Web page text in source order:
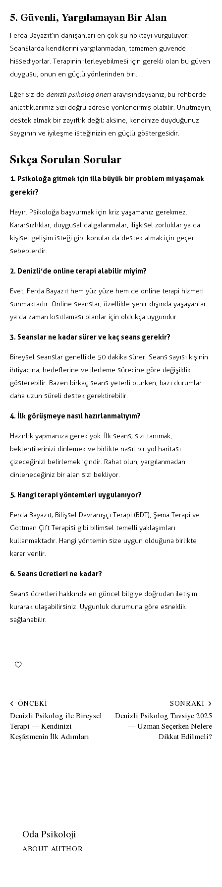
5. Güvenli, Yargılamayan Bir Alan
Ferda Bayazıt’ın danışanları en çok şu noktayı vurguluyor:
Seanslarda kendilerini yargılanmadan, tamamen güvende
hissediyorlar. Terapinin ilerleyebilmesi için gerekli olan bu güven
duygusu, onun en güçlü yönlerinden biri.
Eğer siz de denizli psikolog öneriarayışındaysanız, bu rehberde
anlattıklarımız sizi doğru adrese yönlendirmiş olabilir. Unutmayın,
destek almak bir zayıflık değil; aksine, kendinize duyduğunuz
saygının ve iyileşme isteğinizin en güçlü göstergesidir.
Sıkça Sorulan Sorular
1. Psikoloğa gitmek için illa büyük bir problem mi yaşamak
gerekir?
Hayır. Psikoloğa başvurmak için kriz yaşamanız gerekmez.
Kararsızlıklar, duygusal dalgalanmalar, ilişkisel zorluklar ya da
kişisel gelişim isteği gibi konular da destek almak için geçerli
sebeplerdir.
2. Denizli’de online terapi alabilir miyim?
Evet, Ferda Bayazıt hem yüz yüze hem de online terapi hizmeti
sunmaktadır. Online seanslar, özellikle şehir dışında yaşayanlar
ya da zaman kısıtlaması olanlar için oldukça uygundur.
3. Seanslar ne kadar sürer ve kaç seans gerekir?
Bireysel seanslar genellikle 50 dakika sürer. Seans sayısı kişinin
ihtiyacına, hedeflerine ve ilerleme sürecine göre değişiklik
gösterebilir. Bazen birkaç seans yeterli olurken, bazı durumlar
daha uzun süreli destek gerektirebilir.
4. İlk görüşmeye nasıl hazırlanmalıyım?
Hazırlık yapmanıza gerek yok. İlk seans; sizi tanımak,
beklentilerinizi dinlemek ve birlikte nasıl bir yol haritası
çizeceğinizi belirlemek içindir. Rahat olun, yargılanmadan
dinleneceğiniz bir alan sizi bekliyor.
5. Hangi terapi yöntemleri uygulanıyor?
Ferda Bayazıt; Bilişsel Davranışçı Terapi (BDT), Şema Terapi ve
Gottman Çift Terapisi gibi bilimsel temelli yaklaşımları
kullanmaktadır. Hangi yöntemin size uygun olduğuna birlikte
karar verilir.
6. Seans ücretleri ne kadar?
Seans ücretleri hakkında en güncel bilgiye doğrudan iletişim
kurarak ulaşabilirsiniz. Uygunluk durumuna göre esneklik
sağlanabilir.
ÖNCEKI
Denizli Psikolog ile Bireysel
Terapi — Kendinizi
Keşfetmenin İlk Adımları
SONRAKI
Denizli Psikolog Tavsiye 2025
— Uzman Seçerken Nelere
Dikkat Edilmeli?
Oda Psikoloji
ABOUT AUTHOR